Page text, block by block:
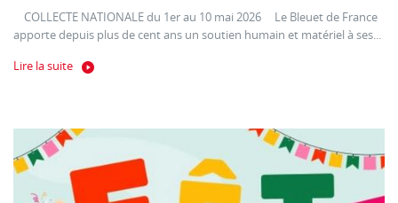
COLLECTE NATIONALE du 1er au 10 mai 2026 Le Bleuet de France
apporte depuis plus de cent ans un soutien humain et matériel à ses...
Lire la suite